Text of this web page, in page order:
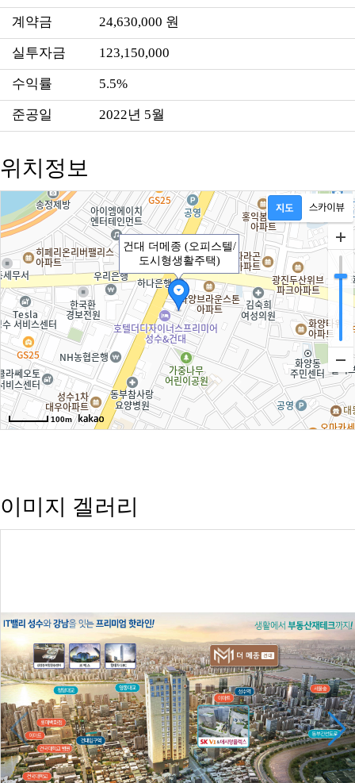
계약금 24,630,000 원
실투자금 123,150,000
수익률 5.5%
준공일 2022년 5월
위치정보
건대 더메종 (오피스텔/
도시형생활주택)
100m
이미지 겔러리